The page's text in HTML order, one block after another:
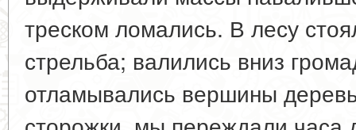
треском ломались. В лесу
стрельба; валились вниз
отламывались вершины